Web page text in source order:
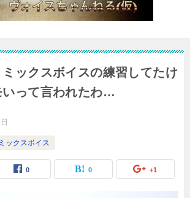
ミックスボイスの練習してたけ
いって言われたわ…
ミックスボイス
0 0 +1